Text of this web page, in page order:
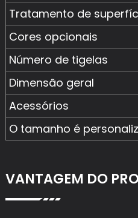
Tratamento de
Cores opcionais
Número de tigelas
Dimensão geral
Acessórios
O tamanho é
VANTAGEM DO